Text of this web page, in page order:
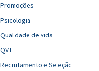
Promoções
Psicologia
Qualidade de vida
QVT
Recrutamento e Seleção